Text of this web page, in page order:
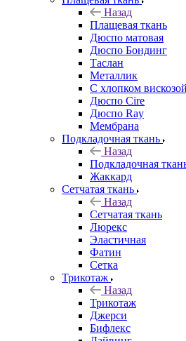
Назад
Плащевая ткань
Дюспо матовая
Дюспо Бондинг
Таслан
Металлик
С хлопком вискозой
Дюспо Cire
Дюспо Ray
Мембрана
Подкладочная ткань
Назад
Подкладочная
Жаккард
Сетчатая ткань
Назад
Сетчатая ткань
Люрекс
Эластичная
Фатин
Сетка
Трикотаж
Назад
Трикотаж
Джерси
Бифлекс